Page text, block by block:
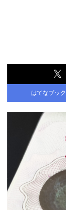
はてなブッ